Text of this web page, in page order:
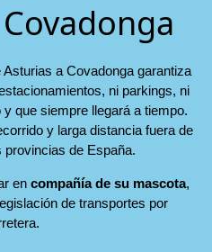
a Covadonga garantiza
ni parkings, ni
que siempre llegará a tiempo.
y larga distancia fuera de
de España.
en compañía de su mascota,
de transportes por